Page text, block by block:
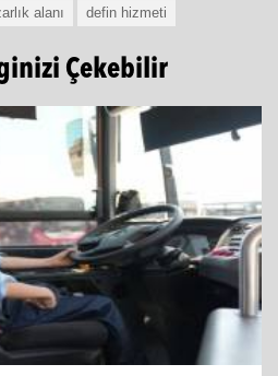
alanı defin hizmeti
Çekebilir